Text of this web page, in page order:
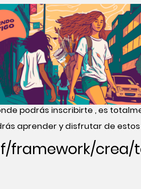
podrás inscribirte , es
aprender y disfrutar de
framework/